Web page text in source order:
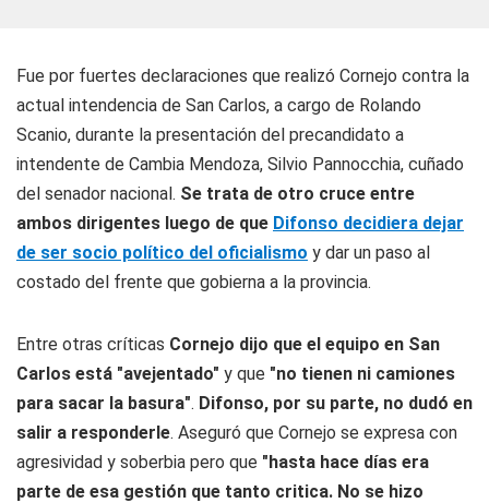
Fue por fuertes declaraciones que realizó Cornejo contra la
actual intendencia de San Carlos, a cargo de Rolando
Scanio, durante la presentación del precandidato a
intendente de Cambia Mendoza, Silvio Pannocchia, cuñado
del senador nacional. Se trata de otro cruce entre
ambos dirigentes luego de que Difonso decidiera dejar
de ser socio político del oficialismo y dar un paso al
costado del frente que gobierna a la provincia.
Entre otras críticas Cornejo dijo que el equipo en San
Carlos está "avejentado" y que "no tienen ni camiones
para sacar la basura". Difonso, por su parte, no dudó en
salir a responderle. Aseguró que Cornejo se expresa con
agresividad y soberbia pero que "hasta hace días era
parte de esa gestión que tanto critica. No se hizo